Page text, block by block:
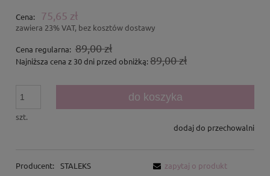
Cena: 75,65 zł
zawiera 23% VAT, bez kosztów dostawy
Cena regularna: 89,00 zł
Najniższa cena z 30 dni przed obniżką:89,00 zł
szt.
do koszyka
dodaj do przechowalni
Producent: STALEKS
zapytaj o produkt